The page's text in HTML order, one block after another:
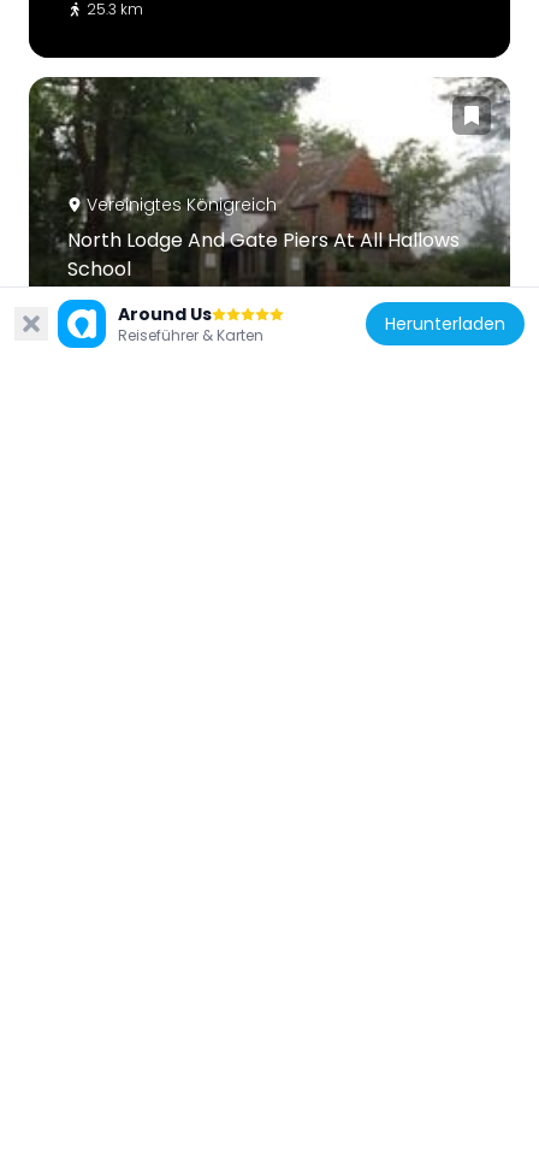
25.3 km
Vereinigtes Königreich
North Lodge And Gate Piers At All Hallows
School
26.4 km
Around Us
Reiseführer & Karten Herunterladen